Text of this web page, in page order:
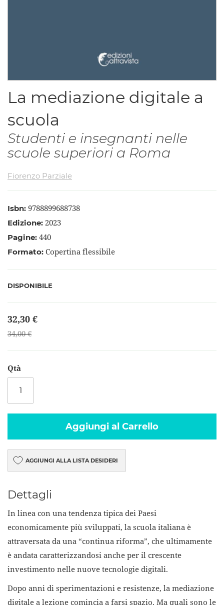
La mediazione digitale a
scuola
Studenti e insegnanti nelle
scuole superiori a Roma
Fiorenzo Parziale
Isbn: 9788899688738
Edizione: 2023
Pagine: 440
Formato: Copertina flessibile
DISPONIBILE
32,30 €
34,00 €
Qtà
Aggiungi al Carrello
AGGIUNGI ALLA LISTA DESIDERI
Vai
della
galleria
di
Dettagli
In linea con una tendenza tipica dei Paesi
economicamente più sviluppati, la scuola italiana è
attraversata da una “continua riforma”, che ultimamente
è andata caratterizzandosi anche per il crescente
investimento nelle nuove tecnologie digitali.
Dopo anni di sperimentazioni e resistenze, la mediazione
digitale a lezione comincia a farsi spazio. Ma quali sono le